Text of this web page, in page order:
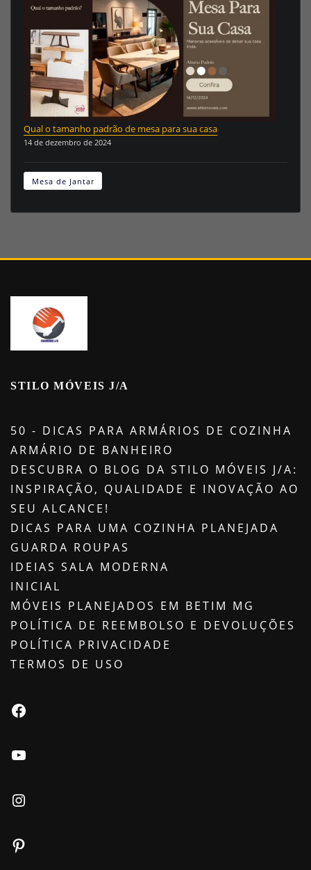
Qual o tamanho padrão de mesa para sua casa
14 de dezembro de 2024
Mesa de Jantar
STILO MÓVEIS J/A
50 - DICAS PARA ARMÁRIOS DE COZINHA
ARMÁRIO DE BANHEIRO
DESCUBRA O BLOG DA STILO MÓVEIS J/A:
INSPIRAÇÃO, QUALIDADE E INOVAÇÃO AO
SEU ALCANCE!
DICAS PARA UMA COZINHA PLANEJADA
GUARDA ROUPAS
IDEIAS SALA MODERNA
INICIAL
MÓVEIS PLANEJADOS EM BETIM MG
POLÍTICA DE REEMBOLSO E DEVOLUÇÕES
POLÍTICA PRIVACIDADE
TERMOS DE USO
Facebook
Youtube
Instagram
Pinterest